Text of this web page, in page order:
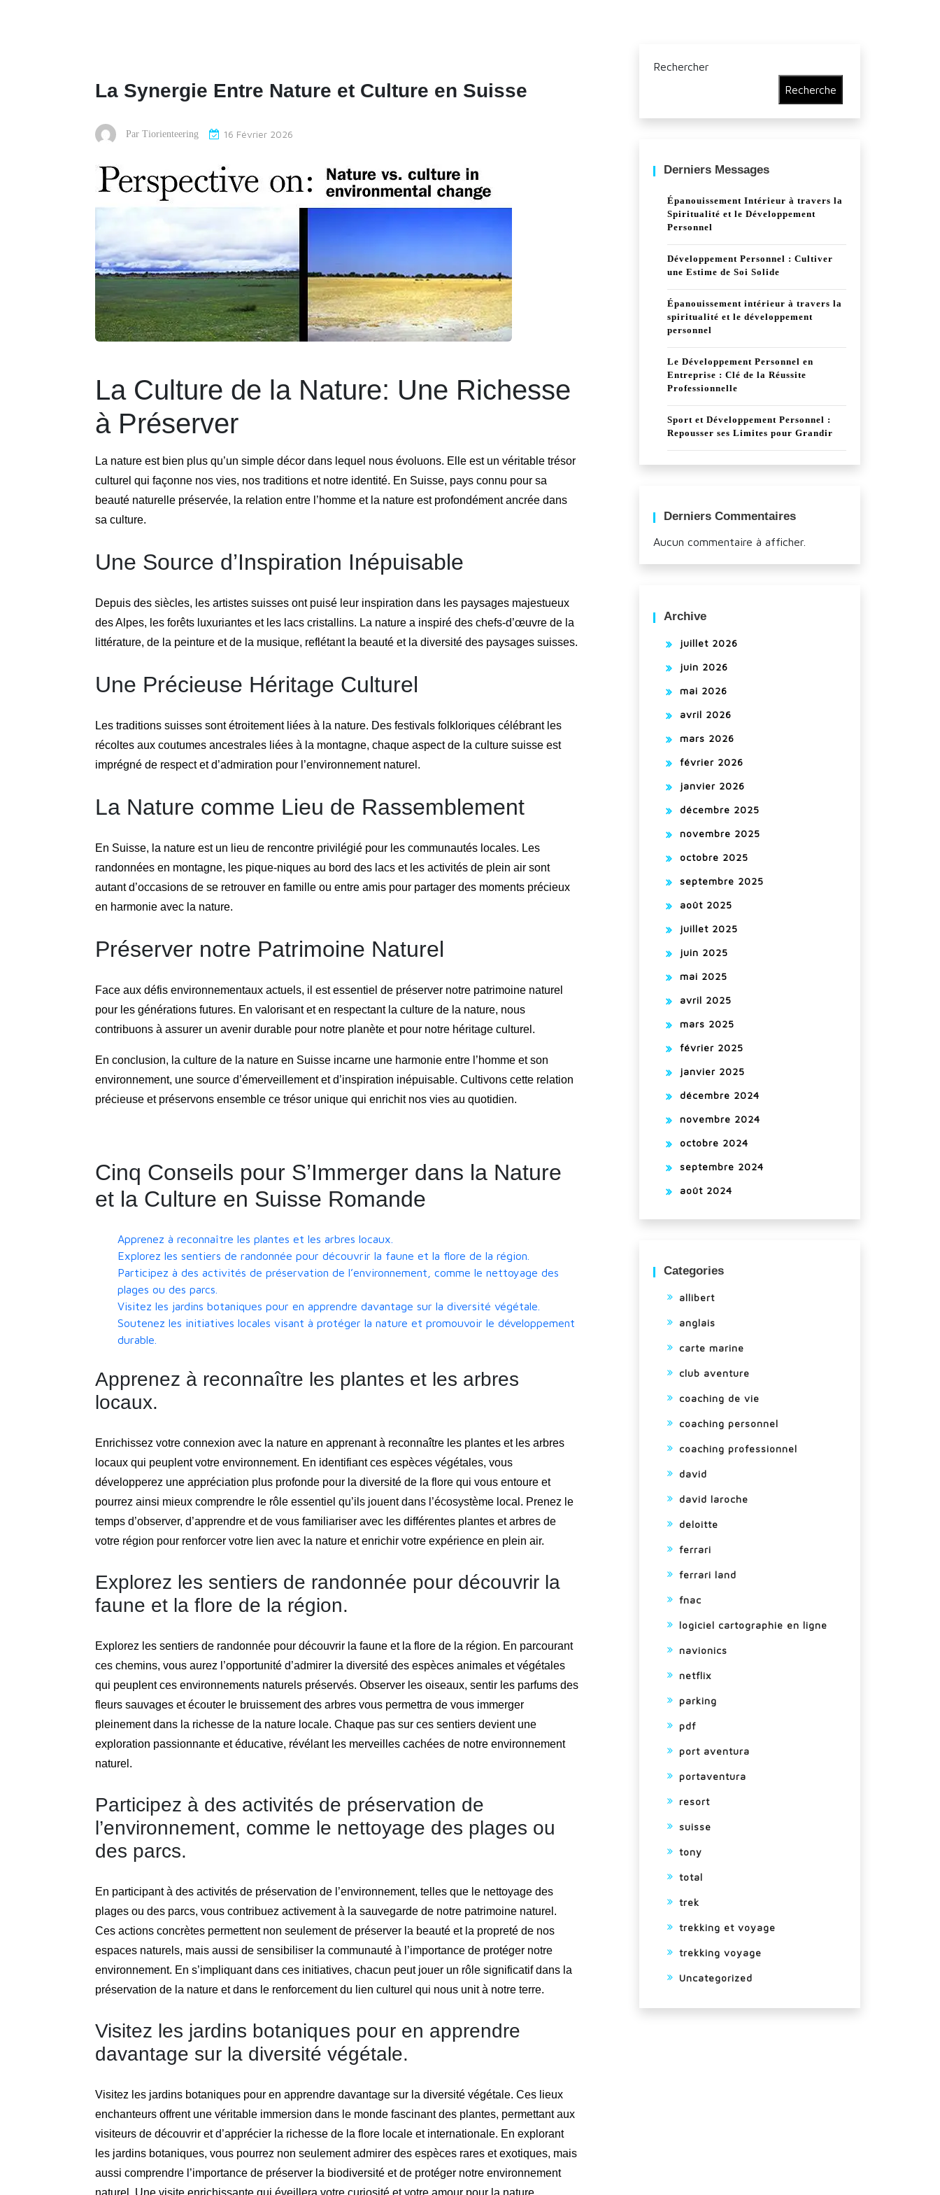
La Synergie Entre Nature et Culture en Suisse
Par Tiorienteering 16 Février 2026
La Culture de la Nature: Une Richesse
à Préserver
La nature est bien plus qu’un simple décor dans lequel nous évoluons. Elle est un véritable trésor
culturel qui façonne nos vies, nos traditions et notre identité. En Suisse, pays connu pour sa
beauté naturelle préservée, la relation entre l’homme et la nature est profondément ancrée dans
sa culture.
Une Source d’Inspiration Inépuisable
Depuis des siècles, les artistes suisses ont puisé leur inspiration dans les paysages majestueux
des Alpes, les forêts luxuriantes et les lacs cristallins. La nature a inspiré des chefs-d’œuvre de la
littérature, de la peinture et de la musique, reflétant la beauté et la diversité des paysages suisses.
Une Précieuse Héritage Culturel
Les traditions suisses sont étroitement liées à la nature. Des festivals folkloriques célébrant les
récoltes aux coutumes ancestrales liées à la montagne, chaque aspect de la culture suisse est
imprégné de respect et d’admiration pour l’environnement naturel.
La Nature comme Lieu de Rassemblement
En Suisse, la nature est un lieu de rencontre privilégié pour les communautés locales. Les
randonnées en montagne, les pique-niques au bord des lacs et les activités de plein air sont
autant d’occasions de se retrouver en famille ou entre amis pour partager des moments précieux
en harmonie avec la nature.
Préserver notre Patrimoine Naturel
Face aux défis environnementaux actuels, il est essentiel de préserver notre patrimoine naturel
pour les générations futures. En valorisant et en respectant la culture de la nature, nous
contribuons à assurer un avenir durable pour notre planète et pour notre héritage culturel.
En conclusion, la culture de la nature en Suisse incarne une harmonie entre l’homme et son
environnement, une source d’émerveillement et d’inspiration inépuisable. Cultivons cette relation
précieuse et préservons ensemble ce trésor unique qui enrichit nos vies au quotidien.
Cinq Conseils pour S’Immerger dans la Nature
et la Culture en Suisse Romande
Apprenez à reconnaître les plantes et les arbres locaux.
Explorez les sentiers de randonnée pour découvrir la faune et la flore de la région.
Participez à des activités de préservation de l’environnement, comme le nettoyage des
plages ou des parcs.
Visitez les jardins botaniques pour en apprendre davantage sur la diversité végétale.
Soutenez les initiatives locales visant à protéger la nature et promouvoir le développement
durable.
Apprenez à reconnaître les plantes et les arbres
locaux.
Enrichissez votre connexion avec la nature en apprenant à reconnaître les plantes et les arbres
locaux qui peuplent votre environnement. En identifiant ces espèces végétales, vous
développerez une appréciation plus profonde pour la diversité de la flore qui vous entoure et
pourrez ainsi mieux comprendre le rôle essentiel qu’ils jouent dans l’écosystème local. Prenez le
temps d’observer, d’apprendre et de vous familiariser avec les différentes plantes et arbres de
votre région pour renforcer votre lien avec la nature et enrichir votre expérience en plein air.
Explorez les sentiers de randonnée pour découvrir la
faune et la flore de la région.
Explorez les sentiers de randonnée pour découvrir la faune et la flore de la région. En parcourant
ces chemins, vous aurez l’opportunité d’admirer la diversité des espèces animales et végétales
qui peuplent ces environnements naturels préservés. Observer les oiseaux, sentir les parfums des
fleurs sauvages et écouter le bruissement des arbres vous permettra de vous immerger
pleinement dans la richesse de la nature locale. Chaque pas sur ces sentiers devient une
exploration passionnante et éducative, révélant les merveilles cachées de notre environnement
naturel.
Participez à des activités de préservation de
l’environnement, comme le nettoyage des plages ou
des parcs.
En participant à des activités de préservation de l’environnement, telles que le nettoyage des
plages ou des parcs, vous contribuez activement à la sauvegarde de notre patrimoine naturel.
Ces actions concrètes permettent non seulement de préserver la beauté et la propreté de nos
espaces naturels, mais aussi de sensibiliser la communauté à l’importance de protéger notre
environnement. En s’impliquant dans ces initiatives, chacun peut jouer un rôle significatif dans la
préservation de la nature et dans le renforcement du lien culturel qui nous unit à notre terre.
Visitez les jardins botaniques pour en apprendre
davantage sur la diversité végétale.
Visitez les jardins botaniques pour en apprendre davantage sur la diversité végétale. Ces lieux
enchanteurs offrent une véritable immersion dans le monde fascinant des plantes, permettant aux
visiteurs de découvrir et d’apprécier la richesse de la flore locale et internationale. En explorant
les jardins botaniques, vous pourrez non seulement admirer des espèces rares et exotiques, mais
aussi comprendre l’importance de préserver la biodiversité et de protéger notre environnement
Rechercher
Recherche
Derniers Messages
Épanouissement Intérieur à travers la
Spiritualité et le Développement
Personnel
Développement Personnel : Cultiver
une Estime de Soi Solide
Épanouissement intérieur à travers la
spiritualité et le développement
personnel
Le Développement Personnel en
Entreprise : Clé de la Réussite
Professionnelle
Sport et Développement Personnel :
Repousser ses Limites pour Grandir
Derniers Commentaires
Aucun commentaire à afficher.
Archive
juillet 2026
juin 2026
mai 2026
avril 2026
mars 2026
février 2026
janvier 2026
décembre 2025
novembre 2025
octobre 2025
septembre 2025
août 2025
juillet 2025
juin 2025
mai 2025
avril 2025
mars 2025
février 2025
janvier 2025
décembre 2024
novembre 2024
octobre 2024
septembre 2024
août 2024
Categories
allibert
anglais
carte marine
club aventure
coaching de vie
coaching personnel
coaching professionnel
david
david laroche
deloitte
ferrari
ferrari land
fnac
logiciel cartographie en ligne
navionics
netflix
parking
pdf
port aventura
portaventura
resort
suisse
tony
total
trek
trekking et voyage
trekking voyage
Uncategorized